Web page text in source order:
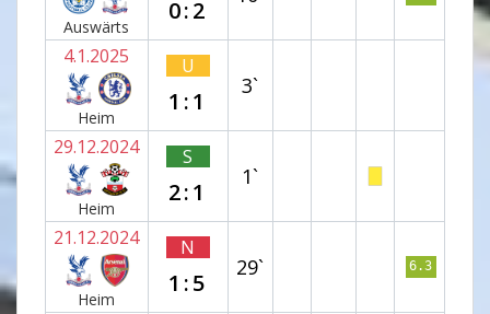
Auswärts
0:2
4.1.2025
Heim
U
1:1
3`
29.12.2024
Heim
S
2:1
1`
21.12.2024
Heim
N
1:5
29` 6.3